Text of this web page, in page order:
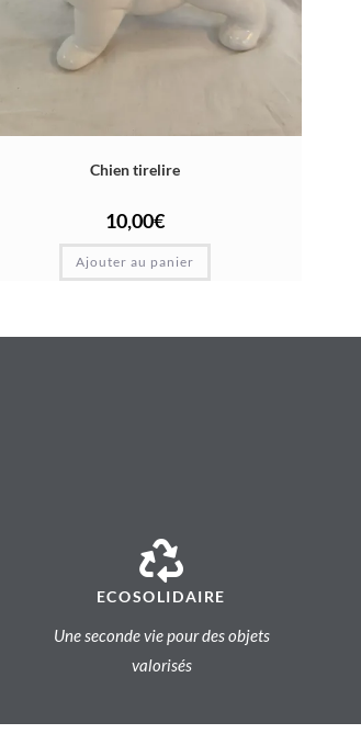
Chien tirelire
10,00€
Ajouter au panier
ECOSOLIDAIRE
Une seconde vie pour des objets
valorisés